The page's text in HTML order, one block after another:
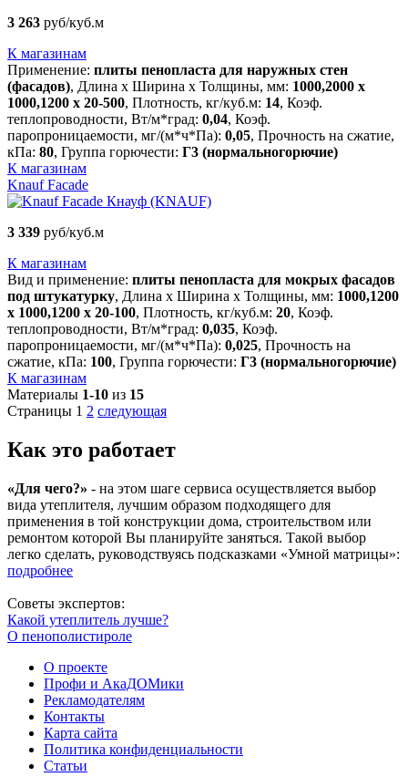
3 263 руб/куб.м
К магазинам
Применение: плиты пенопласта для наружных стен
(фасадов), Длина х Ширина х Толщины, мм: 1000,2000 х
1000,1200 х 20-500, Плотность, кг/куб.м: 14, Коэф.
теплопроводности, Вт/м*град: 0,04, Коэф.
паропроницаемости, мг/(м*ч*Па): 0,05, Прочность на сжатие,
кПа: 80, Группа горючести: Г3 (нормальногорючие)
К магазинам
Knauf Facade
Кнауф (KNAUF)
3 339 руб/куб.м
К магазинам
Вид и применение: плиты пенопласта для мокрых фасадов
под штукатурку, Длина х Ширина х Толщины, мм: 1000,1200
х 1000,1200 х 20-100, Плотность, кг/куб.м: 20, Коэф.
теплопроводности, Вт/м*град: 0,035, Коэф.
паропроницаемости, мг/(м*ч*Па): 0,025, Прочность на
сжатие, кПа: 100, Группа горючести: Г3 (нормальногорючие)
К магазинам
Материалы 1-10 из 15
Страницы 1 2 следующая
Как это работает
«Для чего?» - на этом шаге сервиса осуществляется выбор
вида утеплителя, лучшим образом подходящего для
применения в той конструкции дома, строительством или
ремонтом которой Вы планируйте заняться. Такой выбор
легко сделать, руководствуясь подсказками «Умной матрицы»:
подробнее
Советы экспертов:
Какой утеплитель лучше?
О пенополистироле
О проекте
Профи и АкаДОМики
Рекламодателям
Контакты
Карта сайта
Политика конфиденциальности
Статьи